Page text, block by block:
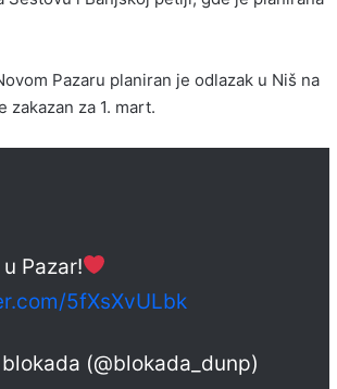
Pazaru planiran je odlazak u Niš na
za 1. mart.
Pazar!
5fXsXvULbk
(@blokada_dunp)